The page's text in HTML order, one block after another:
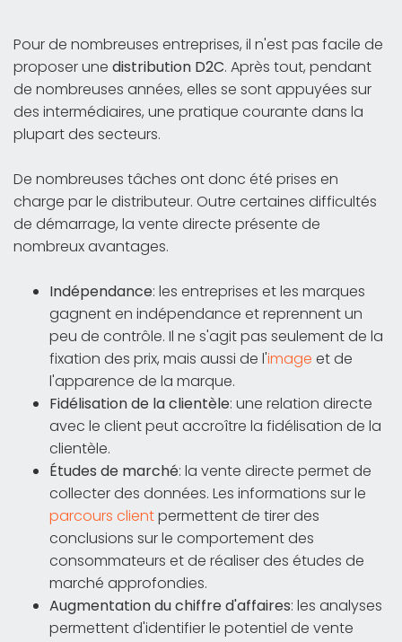
Pour de nombreuses entreprises, il n'est pas facile de
proposer une distribution D2C. Après tout, pendant
de nombreuses années, elles se sont appuyées sur
des intermédiaires, une pratique courante dans la
plupart des secteurs.
De nombreuses tâches ont donc été prises en
charge par le distributeur. Outre certaines difficultés
de démarrage, la vente directe présente de
nombreux avantages.
Indépendance: les entreprises et les marques
gagnent en indépendance et reprennent un
peu de contrôle. Il ne s'agit pas seulement de la
fixation des prix, mais aussi de l'image et de
l'apparence de la marque.
Fidélisation de la clientèle: une relation directe
avec le client peut accroître la fidélisation de la
clientèle.
Études de marché: la vente directe permet de
collecter des données. Les informations sur le
parcours clientpermettent de tirer des
conclusions sur le comportement des
consommateurs et de réaliser des études de
marché approfondies.
Augmentation du chiffre d'affaires: les analyses
permettent d'identifier le potentiel de vente